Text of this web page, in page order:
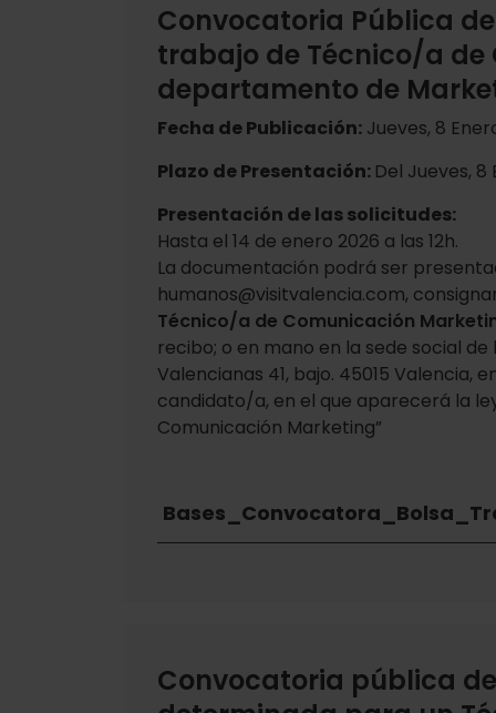
Convocatoria Pública
trabajo de Técnico/a
departamento de
Fecha de Publicación: Jueves, 8
Plazo de Presentación: Del Jueves, 8
Presentación de las solicitudes:
Hasta el 14 de enero 2026 a las 12h.
La documentación podrá ser
humanos@visitvalencia.com,
Técnico/a de Comunicación
recibo; o en mano en la sede social
Valencianas 41, bajo. 45015 Valencia,
candidato/a, en el que aparecerá la
Comunicación Marketing”
Convocatoria pública